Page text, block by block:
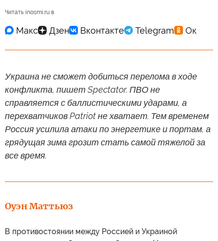
Читать inosmi.ru в
Украина не сможет добиться перелома в ходе
конфликта, пишет Spectator. ПВО не
справляется с баллистическими ударами, а
перехватчиков Patriot не хватает. Тем временем
Россия усилила атаки по энергетике и портам, а
грядущая зима грозит стать самой тяжелой за
все время.
Оуэн Маттьюз
В противостоянии между Россией и Украиной